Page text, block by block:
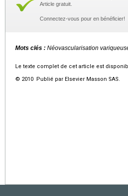
Article gratuit.
Connectez-vous pour en bénéficier!
Mots clés : Néovascularisation
Le texte complet de cet article est
© 2010 Publié par Elsevier Masson SAS.